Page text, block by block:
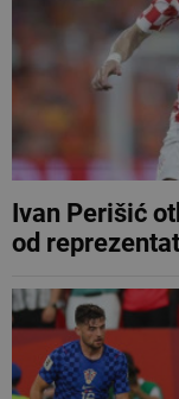
Ivan Perišić
od